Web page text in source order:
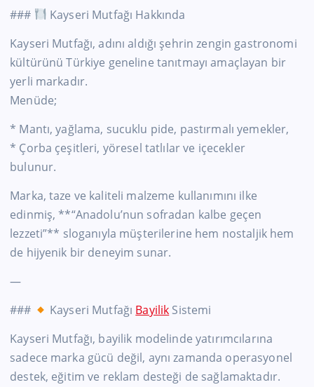
###
Kayseri Mutfağı Hakkında
Kayseri Mutfağı, adını aldığı şehrin zengin gastronomi
kültürünü Türkiye geneline tanıtmayı amaçlayan bir
yerli markadır.
Menüde;
* Mantı, yağlama, sucuklu pide, pastırmalı yemekler,
* Çorba çeşitleri, yöresel tatlılar ve içecekler
bulunur.
Marka, taze ve kaliteli malzeme kullanımını ilke
edinmiş, **“Anadolu’nun sofradan kalbe geçen
lezzeti”** sloganıyla müşterilerine hem nostaljik hem
de hijyenik bir deneyim sunar.
—
###
Kayseri Mutfağı Bayilik Sistemi
Kayseri Mutfağı, bayilik modelinde yatırımcılarına
sadece marka gücü değil, aynı zamanda operasyonel
destek, eğitim ve reklam desteği de sağlamaktadır.